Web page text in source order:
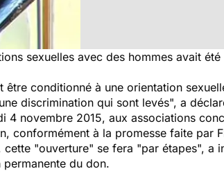
sexuelles avec des hommes avait été
conditionné à une orientation
discrimination qui sont levés", a
4 novembre 2015, aux associations
conformément à la promesse faite par
"ouverture" se fera "par étapes", a
du don.